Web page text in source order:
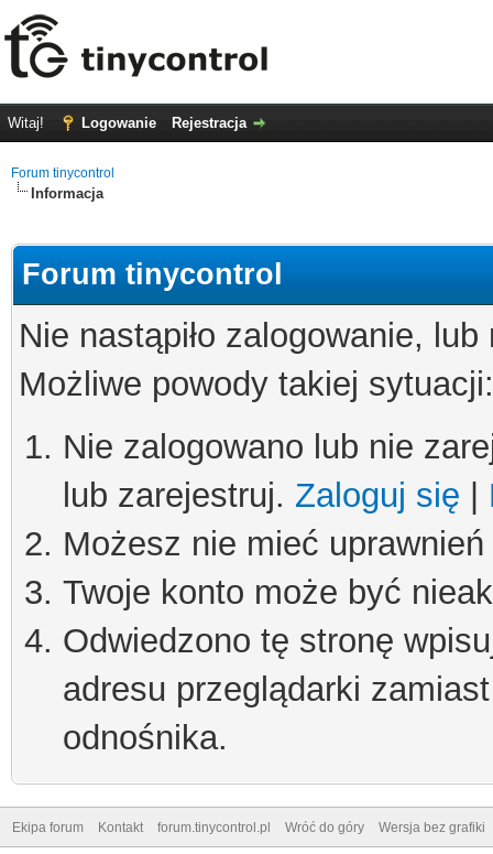
Witaj! Logowanie Rejestracja
Forum tinycontrol
Informacja
Forum tinycontrol
Nie nastąpiło zalogowanie,
Możliwe powody takiej sytuacji:
Nie zalogowano lub nie
lub zarejestruj. Zaloguj się
Możesz nie mieć
Twoje konto może być
Odwiedzono tę stronę
adresu przeglądarki
odnośnika.
Ekipa forum Kontakt forum.tinycontrol.pl Wróć do góry Wersja bez grafiki